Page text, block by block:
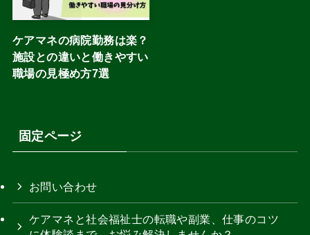
ケアマネの病院勤務は楽？
施設との違いと働きやすい
職場の見極め方7選
固定ページ
お問い合わせ
ケアマネと社会福祉士の転職や副業、仕事のコツ